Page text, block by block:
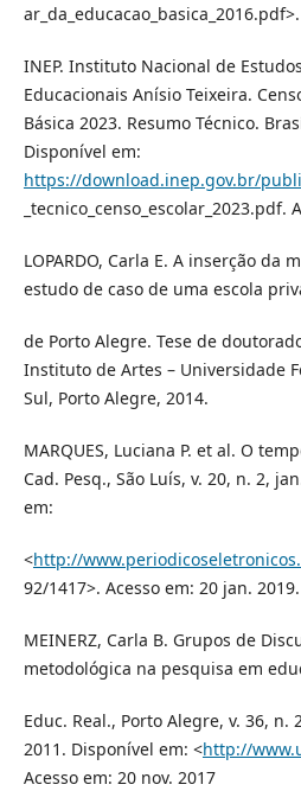
INEP. Instituto Nacional de
Educacionais Anísio Teixeira.
Básica 2023. Resumo Técnico.
Disponível em:
https://download.inep.gov.br/
_tecnico_censo_escolar_2023.pdf.
LOPARDO, Carla E. A inserção da
estudo de caso de uma escola
de Porto Alegre. Tese de
Instituto de Artes – Universidade
Sul, Porto Alegre, 2014.
MARQUES, Luciana P. et al. O
Cad. Pesq., São Luís, v. 20, n. 2,
em:
<http://
92/1417>. Acesso em: 20 jan. 2019.
MEINERZ, Carla B. Grupos de
metodológica na pesquisa em
Educ. Real., Porto Alegre, v. 36, n.
2011. Disponível em: <http://
Acesso em: 20 nov. 2017